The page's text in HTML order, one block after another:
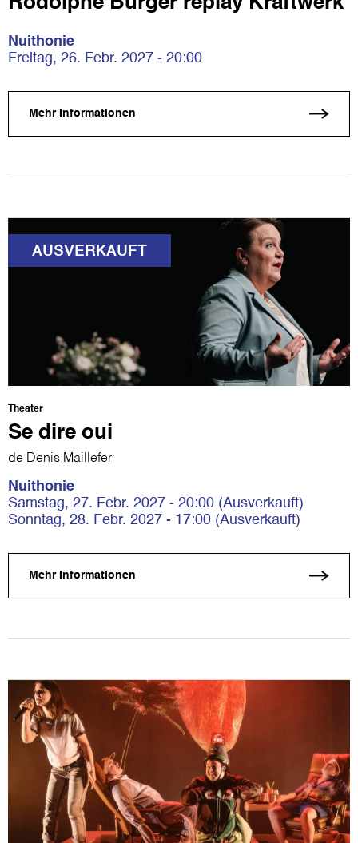
Nuithonie
Freitag, 26. Febr. 2027 - 20:00
Mehr Informationen
AUSVERKAUFT
Theater
Se dire oui
de Denis Maillefer
Nuithonie
Samstag, 27. Febr. 2027 - 20:00 (Ausverkauft)
Sonntag, 28. Febr. 2027 - 17:00 (Ausverkauft)
Mehr Informationen